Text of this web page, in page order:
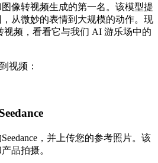
像转视频生成的第一名。该模型提
从微妙的表情到大规模的动作。现
视频，看看它与我们 AI 游乐场中的
视频：
，并上传您的参考照片。该
品拍摄。